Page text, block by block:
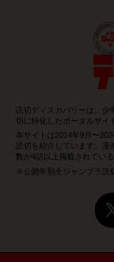
読切ディスカバリーは、少
切に特化したポータルサイ
本サイトは2014年9月〜
読切を紹介しています。漫
数が4話以上掲載されてい
※公開年別全ジャンプラ読